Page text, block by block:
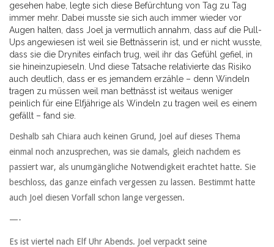
gesehen habe, legte sich diese Befürchtung von Tag zu Tag
immer mehr. Dabei musste sie sich auch immer wieder vor
Augen halten, dass Joel ja vermutlich annahm, dass auf die Pull-
Ups angewiesen ist weil sie Bettnässerin ist, und er nicht wusste,
dass sie die Drynites einfach trug, weil ihr das Gefühl gefiel, in
sie hineinzupieseln. Und diese Tatsache relativierte das Risiko
auch deutlich, dass er es jemandem erzähle – denn Windeln
tragen zu müssen weil man bettnässt ist weitaus weniger
peinlich für eine Elfjährige als Windeln zu tragen weil es einem
gefällt – fand sie.
Deshalb sah Chiara auch keinen Grund, Joel auf dieses Thema
einmal noch anzusprechen, was sie damals, gleich nachdem es
passiert war, als unumgängliche Notwendigkeit erachtet hatte. Sie
beschloss, das ganze einfach vergessen zu lassen. Bestimmt hatte
auch Joel diesen Vorfall schon lange vergessen.
—-
Es ist viertel nach Elf Uhr Abends. Joel verpackt seine